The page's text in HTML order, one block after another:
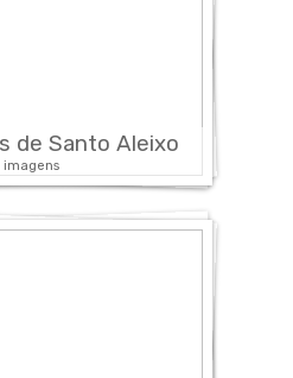
de Santo Aleixo
imagens